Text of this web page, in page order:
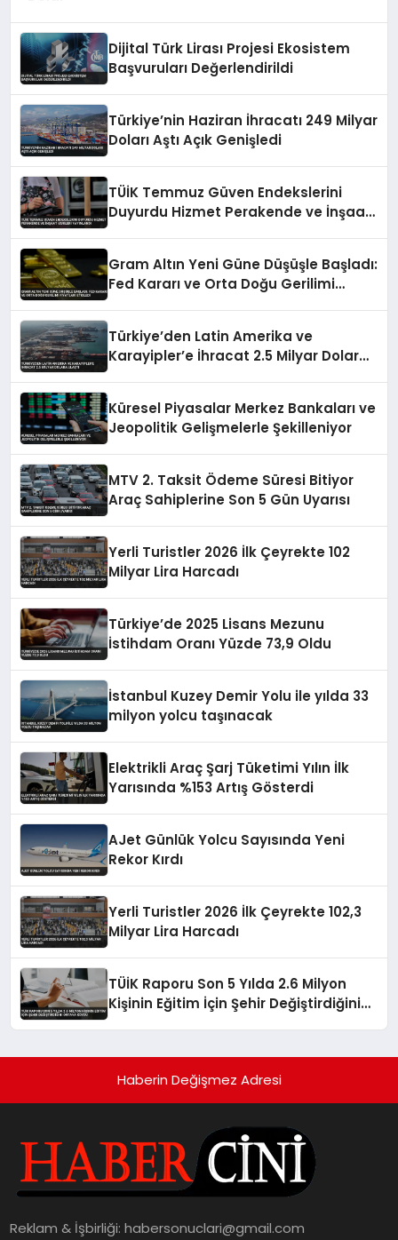
Dijital Türk Lirası Projesi Ekosistem
Başvuruları Değerlendirildi
Türkiye’nin Haziran İhracatı 249 Milyar
Doları Aştı Açık Genişledi
TÜİK Temmuz Güven Endekslerini
Duyurdu Hizmet Perakende ve İnşaat
Gram Altın Yeni Güne Düşüşle Başladı:
Fed Kararı ve Orta Doğu Gerilimi
Türkiye’den Latin Amerika ve
Karayipler’e İhracat 2.5 Milyar Dolara
Küresel Piyasalar Merkez Bankaları ve
Jeopolitik Gelişmelerle Şekilleniyor
MTV 2. Taksit Ödeme Süresi Bitiyor
Araç Sahiplerine Son 5 Gün Uyarısı
Yerli Turistler 2026 İlk Çeyrekte 102
Milyar Lira Harcadı
Türkiye’de 2025 Lisans Mezunu
İstihdam Oranı Yüzde 73,9 Oldu
İstanbul Kuzey Demir Yolu ile yılda 33
milyon yolcu taşınacak
Elektrikli Araç Şarj Tüketimi Yılın İlk
Yarısında %153 Artış Gösterdi
AJet Günlük Yolcu Sayısında Yeni
Rekor Kırdı
Yerli Turistler 2026 İlk Çeyrekte 102,3
Milyar Lira Harcadı
TÜİK Raporu Son 5 Yılda 2.6 Milyon
Kişinin Eğitim İçin Şehir Değiştirdiğini
Haberin Değişmez Adresi
Reklam & İşbirliği:habersonuclari@gmail.com